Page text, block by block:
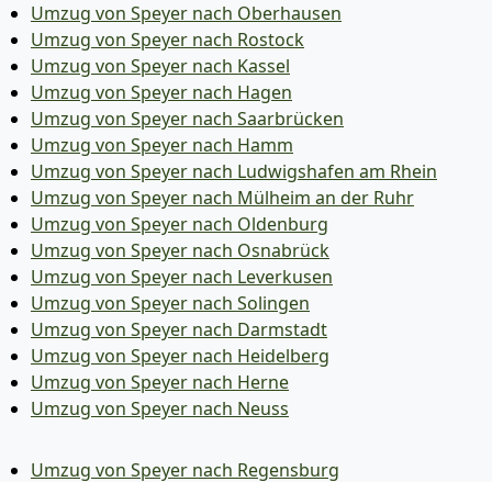
Umzug von Speyer nach Oberhausen
Umzug von Speyer nach Rostock
Umzug von Speyer nach Kassel
Umzug von Speyer nach Hagen
Umzug von Speyer nach Saarbrücken
Umzug von Speyer nach Hamm
Umzug von Speyer nach Ludwigshafen am Rhein
Umzug von Speyer nach Mülheim an der Ruhr
Umzug von Speyer nach Oldenburg
Umzug von Speyer nach Osnabrück
Umzug von Speyer nach Leverkusen
Umzug von Speyer nach Solingen
Umzug von Speyer nach Darmstadt
Umzug von Speyer nach Heidelberg
Umzug von Speyer nach Herne
Umzug von Speyer nach Neuss
Umzug von Speyer nach Regensburg